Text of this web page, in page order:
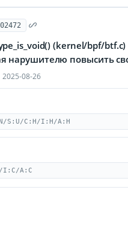
(kernel/bpf/
нарушителю повысить
2025-08-26
S:U/C:H/I:H/A:H
I:C/A:C